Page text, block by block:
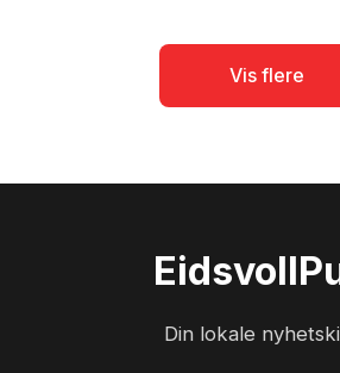
hun U17-landskamper for
damelaget til Finstad SK før
Vis flere
Eidsvoll
Din lokale